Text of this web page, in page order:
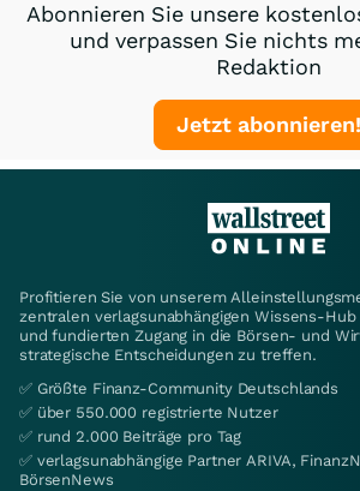
Abonnieren Sie unsere
und verpassen Sie nichts
Redaktion
Jetzt abonnieren!
Profitieren Sie von unserem
zentralen verlagsunabhängigen Wissens-
und fundierten Zugang in die Börsen- und
strategische Entscheidungen zu treffen.
✅ Größte Finanz-Community Deutschlands
✅ über 550.000 registrierte Nutzer
✅ rund 2.000 Beiträge pro Tag
✅ verlagsunabhängige Partner ARIVA,
BörsenNews